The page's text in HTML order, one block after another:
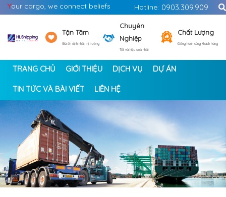
Your cargo, we connect beliefs Hotline: 0903.309.909
Tận Tâm
Giá ổn định nhất thị trường
Chuyên
Nghiệp
Tốt và hiệu quả nhất
Chất Lượng
Đồng hành cùng khách hàng
TRANG CHỦ GIỚI THIỆU DỊCH VỤ DỰ ÁN
TIN TỨC VÀ BÀI VIẾT LIÊN HỆ
< >